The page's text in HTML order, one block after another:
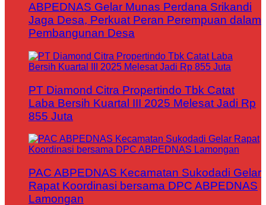
ABPEDNAS Gelar Munas Perdana Srikandi
Jaga Desa, Perkuat Peran Perempuan dalam
Pembangunan Desa
PT Diamond Citra Propertindo Tbk Catat
Laba Bersih Kuartal III 2025 Melesat Jadi Rp
855 Juta
PAC ABPEDNAS Kecamatan Sukodadi Gelar
Rapat Koordinasi bersama DPC ABPEDNAS
Lamongan